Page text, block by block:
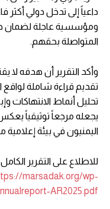
داعياً إلى تدخل دولي أكثر
ومؤسسية عاجلة لضمان
المتواصلة بحقهم.
وأكد التقرير أن هدفه لا
تقديم قراءة شاملة لواقع
تحليل أنماط الانتهاكات
يجعله مرجعاً توثيقياً
اليمنيون في بيئة إعلامية
للاطلاع على التقرير
marsadak.org/wp-
AR2025.pdf